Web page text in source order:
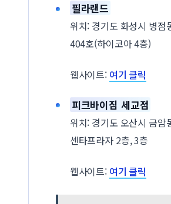
필라랜드
위치: 경기도 화성시 병점
404호(하이코아 4층)
웹사이트: 여기 클릭
피크바이짐 세교점
위치: 경기도 오산시 금암
센타프라자 2층, 3층
웹사이트: 여기 클릭